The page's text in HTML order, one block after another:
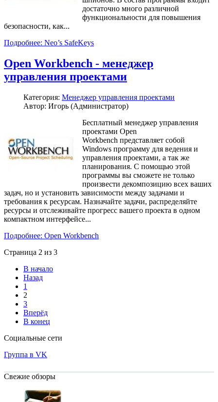
достаточно много различной
функциональности для повышения
безопасности, как...
Подробнее: Neo’s SafeKeys
Open Workbench - менеджер
управления проектами
Категория: Менеджер управления проектами
Автор: Игорь (Администратор)
Бесплатный менеджер управления
проектами Open
Workbench представляет собой
Windows программу для ведения и
управления проектами, а так же
планирования. С помощью этой
программы вы сможете не только
произвести декомпозицию всех ваших
задач, но и установить зависимости между задачами и
требования к ресурсам. Назначайте задачи, распределяйте
ресурсы и отслеживайте прогресс вашего проекта в одном
компактном интерфейсе...
Подробнее: Open Workbench
Страница 2 из 3
В начало
Назад
1
2
3
Вперёд
В конец
Социальные сети
Группа в VK
Свежие обзоры